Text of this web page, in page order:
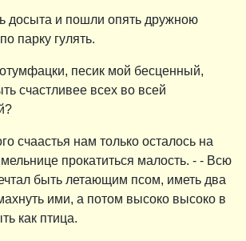
досыта и пошли опять дружною
парку гулять.
песик мой бесценный,
счастливее всех во всей
счаастья нам только осталось на
прокатиться малость. - - Всю
быть летающим псом, иметь два
ими, а потом высоко высоко в
как птица.